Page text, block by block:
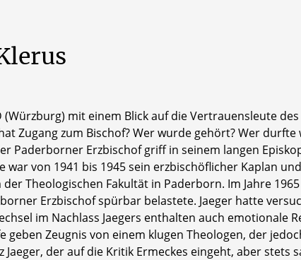
(Würzburg) mit einem Blick auf die Vertrauensleute
Zugang zum Bischof? Wer wurde gehört? Wer
Paderborner Erzbischof griff in seinem langen
war von 1941 bis 1945 sein erzbischöflicher Kaplan
Theologischen Fakultät in Paderborn. Im Jahre
Erzbischof spürbar belastete. Jaeger hatte
im Nachlass Jaegers enthalten auch emotionale
geben Zeugnis von einem klugen Theologen, der
Jaeger, der auf die Kritik Ermeckes eingeht, aber